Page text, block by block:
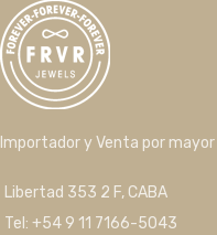
Importador y Venta por
Libertad 353 2 F, CABA
Tel: +54 9 11 7166-5043